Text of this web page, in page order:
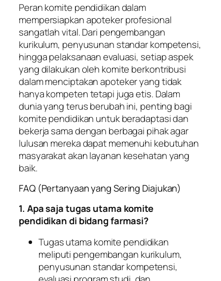
Peran komite pendidikan dalam
mempersiapkan apoteker profesional
sangatlah vital. Dari pengembangan
kurikulum, penyusunan standar kompetensi,
hingga pelaksanaan evaluasi, setiap aspek
yang dilakukan oleh komite berkontribusi
dalam menciptakan apoteker yang tidak
hanya kompeten tetapi juga etis. Dalam
dunia yang terus berubah ini, penting bagi
komite pendidikan untuk beradaptasi dan
bekerja sama dengan berbagai pihak agar
lulusan mereka dapat memenuhi kebutuhan
masyarakat akan layanan kesehatan yang
baik.
FAQ (Pertanyaan yang Sering Diajukan)
1. Apa saja tugas utama komite
pendidikan di bidang farmasi?
Tugas utama komite pendidikan
meliputi pengembangan kurikulum,
penyusunan standar kompetensi,